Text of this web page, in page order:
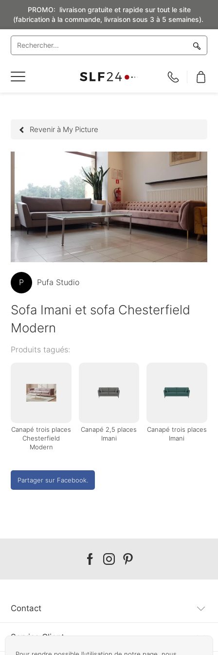
PROMO: livraison gratuite et rapide sur tout le site
(fabrication à la commande, livraison sous 3 à 5 semaines).
Basculer
Revenir à My Picture
P Pufa Studio
Sofa Imani et sofa Chesterfield
Modern
Produits tagués:
Canapé trois places
Chesterfield
Modern
Canapé 2,5 places
Imani
Canapé trois places
Imani
Partager sur Facebook.
Our
Our
Our
Contact
Service Client